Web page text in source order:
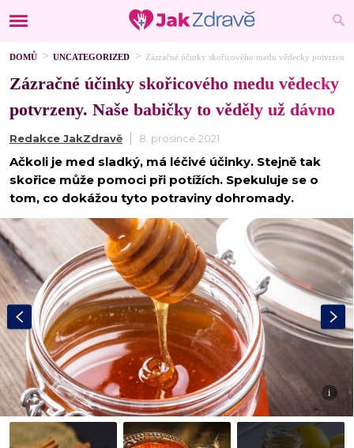
DOMŮ UNCATEGORIZED Zázračné účinky skořicového medu vědecky
Zázračné účinky skořicového medu vědecky
potvrzeny. Naše babičky to věděly už dávno
Redakce JakZdravě 8. prosince 2021
Ačkoli je med sladký, má léčivé účinky. Stejně tak
skořice může pomoci při potížích. Spekuluje se o
tom, co dokážou tyto potraviny dohromady.
i